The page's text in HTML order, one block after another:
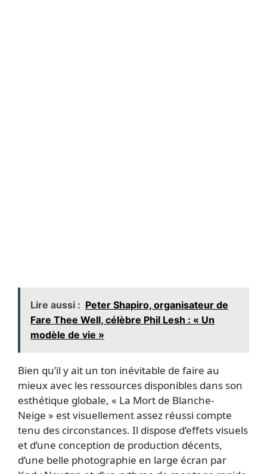
Lire aussi : Peter Shapiro, organisateur de
Fare Thee Well, célèbre Phil Lesh : « Un
modèle de vie »
Bien qu’il y ait un ton inévitable de faire au
mieux avec les ressources disponibles dans son
esthétique globale, « La Mort de Blanche-
Neige » est visuellement assez réussi compte
tenu des circonstances. Il dispose d’effets visuels
et d’une conception de production décents,
d’une belle photographie en large écran par